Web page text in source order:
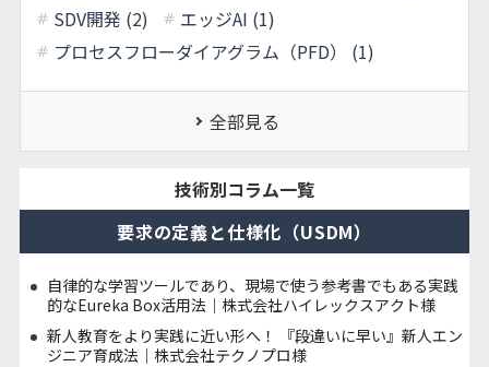
SDV開発 (2)
エッジAI (1)
プロセスフローダイアグラム（PFD） (1)
全部見る
技術別コラム一覧
要求の定義と仕様化（USDM）
自律的な学習ツールであり、現場で使う参考書でもある実践
的なEureka Box活用法｜株式会社ハイレックスアクト様
新人教育をより実践に近い形へ！ 『段違いに早い』新人エン
ジニア育成法｜株式会社テクノプロ様